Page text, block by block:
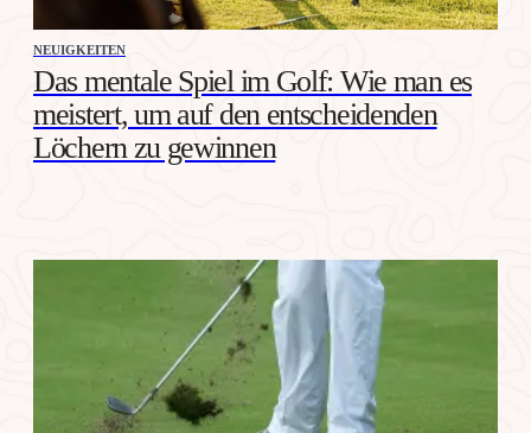
NEUIGKEITEN
Das mentale Spiel im Golf: Wie man es
meistert, um auf den entscheidenden
Löchern zu gewinnen